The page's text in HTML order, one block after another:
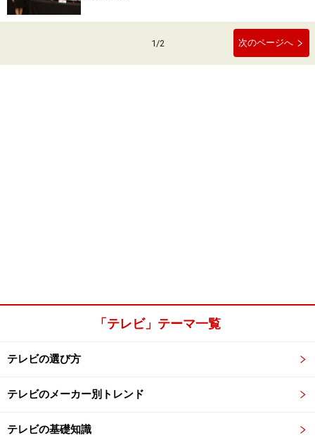
1/2 次のページへ
「テレビ」テーマ一覧
テレビの選び方
テレビのメーカー別トレンド
テレビの基礎知識